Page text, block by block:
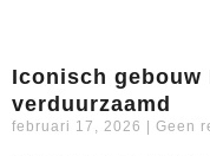
Iconisch gebouw
verduurzaamd
februari 17, 2026 Geen